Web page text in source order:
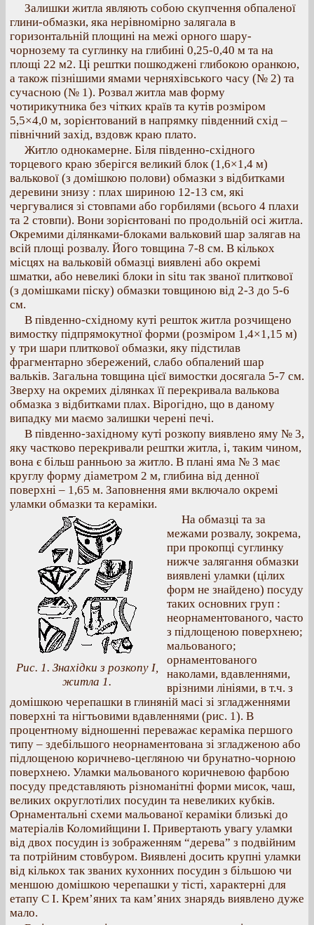
Залишки житла являють собою скупчення обпаленої
глини-обмазки, яка нерівномірно залягала в
горизонтальній площині на межі орного шару-
чорнозему та суглинку на глибині 0,25-0,40 м та на
площі 22 м2. Ці рештки пошкоджені глибокою оранкою,
а також пізнішими ямами черняхівського часу (№ 2) та
сучасною (№ 1). Розвал житла мав форму
чотирикутника без чітких країв та кутів розміром
5,5×4,0 м, зорієнтований в напрямку південний схід –
північний захід, вздовж краю плато.
Житло однокамерне. Біля південно-східного
торцевого краю зберігся великий блок (1,6×1,4 м)
валькової (з домішкою полови) обмазки з відбитками
деревини знизу : плах шириною 12-13 см, які
чергувалися зі стовпами або горбилями (всього 4 плахи
та 2 стовпи). Вони зорієнтовані по продольній осі житла.
Окремими ділянками-блоками вальковий шар залягав на
всій площі розвалу. Його товщина 7-8 см. В кількох
місцях на вальковій обмазці виявлені або окремі
шматки, або невеликі блоки in situ так званої плиткової
(з домішками піску) обмазки товщиною від 2-3 до 5-6
см.
В південно-східному куті решток житла розчищено
вимостку підпрямокутної форми (розміром 1,4×1,15 м)
у три шари плиткової обмазки, яку підстилав
фрагментарно збережений, слабо обпалений шар
вальків. Загальна товщина цієї вимостки досягала 5-7 см.
Зверху на окремих ділянках її перекривала валькова
обмазка з відбитками плах. Вірогідно, що в даному
випадку ми маємо залишки черені печі.
В південно-західному куті розкопу виявлено яму № 3,
яку частково перекривали рештки житла, i, таким чином,
вона є більш ранньою за житло. В плані яма № 3 має
круглу форму діаметром 2 м, глибина від денної
поверхні – 1,65 м. Заповнення ями включало окремі
уламки обмазки та кераміки.
Рис. 1. Знахідки з розкопу I,
житла 1.
На обмазці та за
межами розвалу, зокрема,
при прокопці суглинку
нижче залягання обмазки
виявлені уламки (цілих
форм не знайдено) посуду
таких основних груп :
неорнаментованого, часто
з підлощеною поверхнею;
мальованого;
орнаментованого
наколами, вдавленнями,
врізними лініями, в т.ч. з
домішкою черепашки в глиняній масі зі згладженнями
поверхні та нігтьовими вдавленнями (рис. 1). В
процентному відношенні переважає кераміка першого
типу – здебільшого неорнаментована зі згладженою або
підлощеною коричнево-цегляною чи брунатно-чорною
поверхнею. Уламки мальованого коричневою фарбою
посуду представляють різноманітні форми мисок, чаш,
великих округлотілих посудин та невеликих кубків.
Орнаментальні схеми мальованої кераміки близькі до
матеріалів Коломийщини I. Привертають увагу уламки
від двох посудин із зображенням “дерева” з подвійним
та потрійним стовбуром. Виявлені досить крупні уламки
від кількох так званих кухонних посудин з більшою чи
меншою домішкою черепашки у тісті, характерні для
етапу С I. Крем’яних та кам’яних знарядь виявлено дуже
мало.